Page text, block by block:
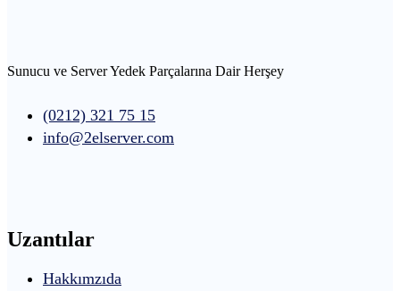
Sunucu ve Server Yedek Parçalarına Dair Herşey
(0212) 321 75 15
info@2elserver.com
Uzantılar
Hakkımzıda